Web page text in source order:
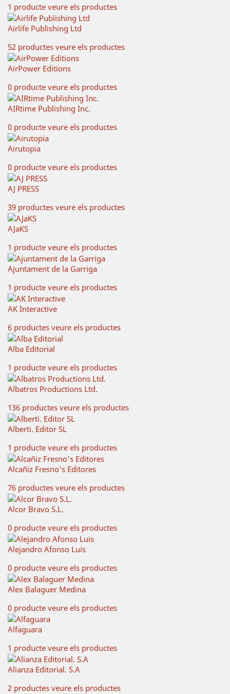
1 producte veure els productes
Airlife Publishing Ltd
52 productes veure els productes
AirPower Editions
0 producte veure els productes
AIRtime Publishing Inc.
0 producte veure els productes
Airutopia
0 producte veure els productes
AJ PRESS
39 productes veure els productes
AJaKS
1 producte veure els productes
Ajuntament de la Garriga
1 producte veure els productes
AK Interactive
6 productes veure els productes
Alba Editorial
1 producte veure els productes
Albatros Productions Ltd.
136 productes veure els productes
Alberti. Editor SL
1 producte veure els productes
Alcañiz Fresno's Editores
76 productes veure els productes
Alcor Bravo S.L.
0 producte veure els productes
Alejandro Afonso Luis
0 producte veure els productes
Alex Balaguer Medina
0 producte veure els productes
Alfaguara
1 producte veure els productes
Alianza Editorial. S.A
2 productes veure els productes